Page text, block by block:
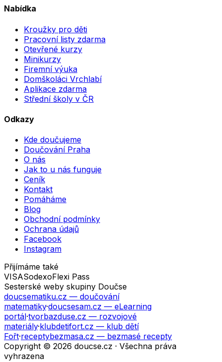
Nabídka
Kroužky pro děti
Pracovní listy zdarma
Otevřené kurzy
Minikurzy
Firemní výuka
Domškoláci Vrchlabí
Aplikace zdarma
Střední školy v ČR
Odkazy
Kde doučujeme
Doučování Praha
O nás
Jak to u nás funguje
Ceník
Kontakt
Pomáháme
Blog
Obchodní podmínky
Ochrana údajů
Facebook
Instagram
Přijímáme také
VISASodexoFlexi Pass
Sesterské weby skupiny Doučse
doucsematiku.cz — doučování
matematiky·doucsesam.cz — eLearning
portál·tvorbazduse.cz — rozvojové
materiály·klubdetifort.cz — klub dětí
Fořt·receptybezmasa.cz — bezmasé recepty
Copyright © 2026 doucse.cz · Všechna práva
vyhrazena